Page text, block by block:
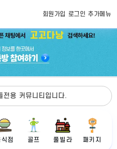
회원가입 로그인 추가메뉴
전용 커뮤니티입니다.
점 골프 풀빌라 패키지